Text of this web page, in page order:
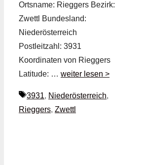
Ortsname: Rieggers Bezirk:
Zwettl Bundesland:
Niederösterreich
Postleitzahl: 3931
Koordinaten von Rieggers
Latitude: … weiter lesen >
Schlagwörter
3931, Niederösterreich,
Rieggers, Zwettl